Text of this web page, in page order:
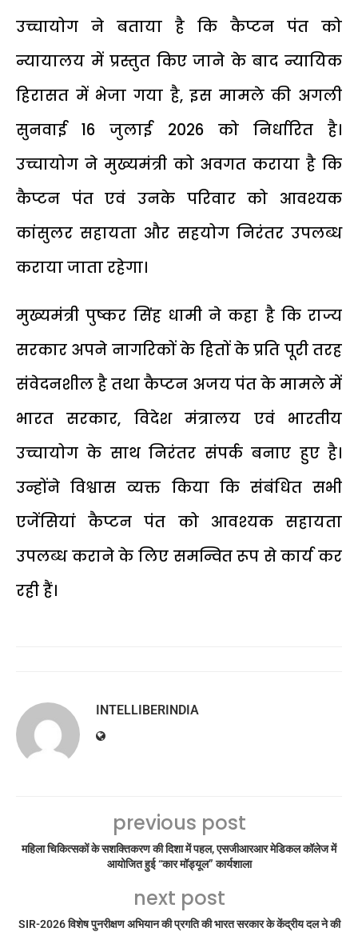
उच्चायोग ने बताया है कि कैप्टन पंत को
न्यायालय में प्रस्तुत किए जाने के बाद न्यायिक
हिरासत में भेजा गया है, इस मामले की अगली
सुनवाई 16 जुलाई 2026 को निर्धारित है।
उच्चायोग ने मुख्यमंत्री को अवगत कराया है कि
कैप्टन पंत एवं उनके परिवार को आवश्यक
कांसुलर सहायता और सहयोग निरंतर उपलब्ध
कराया जाता रहेगा।
मुख्यमंत्री पुष्कर सिंह धामी ने कहा है कि राज्य
सरकार अपने नागरिकों के हितों के प्रति पूरी तरह
संवेदनशील है तथा कैप्टन अजय पंत के मामले में
भारत सरकार, विदेश मंत्रालय एवं भारतीय
उच्चायोग के साथ निरंतर संपर्क बनाए हुए है।
उन्होंने विश्वास व्यक्त किया कि संबंधित सभी
एजेंसियां कैप्टन पंत को आवश्यक सहायता
उपलब्ध कराने के लिए समन्वित रूप से कार्य कर
रही हैं।
INTELLIBERINDIA
previous post
महिला चिकित्सकों के सशक्तिकरण की दिशा में पहल, एसजीआरआर मेडिकल कॉलेज में
आयोजित हुई “कार मॉड्यूल” कार्यशाला
next post
SIR-2026 विशेष पुनरीक्षण अभियान की प्रगति की भारत सरकार के केंद्रीय दल ने की